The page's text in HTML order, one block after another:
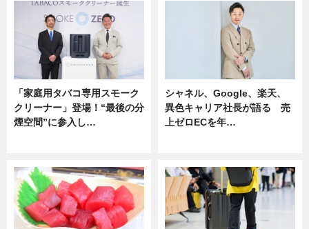
「家庭用タバコ専用スモーク
クリーナー」登場！“最後の分
煙空間”に参入し…
シャネル、Google、楽天、
異色キャリア社長が語る 売
上ゼロECを年…